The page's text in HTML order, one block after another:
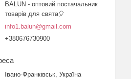
BALUN - оптовий постачальник
товарів для свята🎈
info1.balun@gmail.com
+380676730900
Івано-Франківськ, Україна